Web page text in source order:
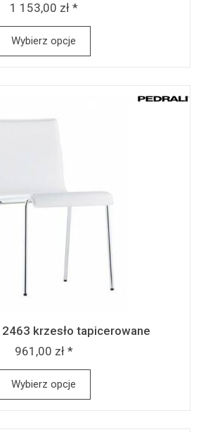
1 153,00 zł *
Wybierz opcje
2463 krzesło tapicerowane
961,00 zł *
Wybierz opcje